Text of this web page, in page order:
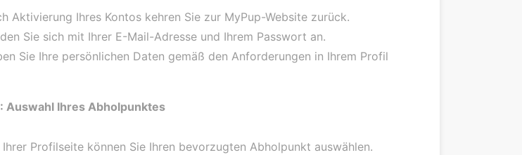
Aktivierung Ihres Kontos kehren Sie zur MyPup-Website zurück.
Sie sich mit Ihrer E-Mail-Adresse und Ihrem Passwort an.
Sie Ihre persönlichen Daten gemäß den Anforderungen in Ihrem Profil
Auswahl Ihres Abholpunktes
Profilseite können Sie Ihren bevorzugten Abholpunkt auswählen.